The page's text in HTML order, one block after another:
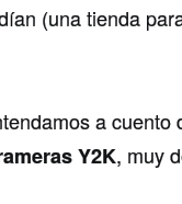
(una tienda
a cuento
Y2K, muy